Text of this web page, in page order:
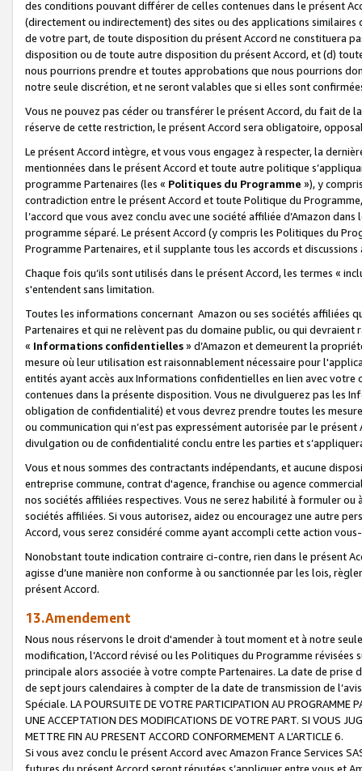
des conditions pouvant différer de celles contenues dans le présent
(directement ou indirectement) des sites ou des applications
de votre part, de toute disposition du présent Accord ne constituera
disposition ou de toute autre disposition du présent Accord, et (d)
nous pourrions prendre et toutes approbations que nous pourrions
notre seule discrétion, et ne seront valables que si elles sont
Vous ne pouvez pas céder ou transférer le présent Accord, du fait de
réserve de cette restriction, le présent Accord sera obligatoire,
Le présent Accord intègre, et vous vous engagez à respecter, la
mentionnées dans le présent Accord et toute autre politique
programme Partenaires (les « Politiques du Programme »), y
contradiction entre le présent Accord et toute Politique du
l’accord que vous avez conclu avec une société affiliée d’Amazon
programme séparé. Le présent Accord (y compris les Politiques du
Programme Partenaires, et il supplante tous les accords et discussions
Chaque fois qu’ils sont utilisés dans le présent Accord, les termes «
s'entendent sans limitation.
Toutes les informations concernant Amazon ou ses sociétés affiliées
Partenaires et qui ne relèvent pas du domaine public, ou qui
« Informations confidentielles» d’Amazon et demeurent la
mesure où leur utilisation est raisonnablement nécessaire pour
entités ayant accès aux Informations confidentielles en lien avec
contenues dans la présente disposition. Vous ne divulguerez pas les
obligation de confidentialité) et vous devrez prendre toutes les
ou communication qui n’est pas expressément autorisée par le
divulgation ou de confidentialité conclu entre les parties et
Vous et nous sommes des contractants indépendants, et aucune
entreprise commune, contrat d'agence, franchise ou agence
nos sociétés affiliées respectives. Vous ne serez habilité à formuler
sociétés affiliées. Si vous autorisez, aidez ou encouragez une autre
Accord, vous serez considéré comme ayant accompli cette action
Nonobstant toute indication contraire ci-contre, rien dans le présent
agisse d’une manière non conforme à ou sanctionnée par les lois,
présent Accord.
13.Amendement
Nous nous réservons le droit d'amender à tout moment et à notre
modification, l’Accord révisé ou les Politiques du Programme
principale alors associée à votre compte Partenaires. La date de
de sept jours calendaires à compter de la date de transmission de
Spéciale. LA POURSUITE DE VOTRE PARTICIPATION AU PROGRAMME
UNE ACCEPTATION DES MODIFICATIONS DE VOTRE PART. SI VOUS
METTRE FIN AU PRESENT ACCORD CONFORMEMENT A L’ARTICLE 6.
Si vous avez conclu le présent Accord avec Amazon France Services
futures du présent Accord seront réputées s’appliquer entre vous et